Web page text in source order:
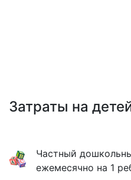
Затраты на
Частный
ежемесячно на 1